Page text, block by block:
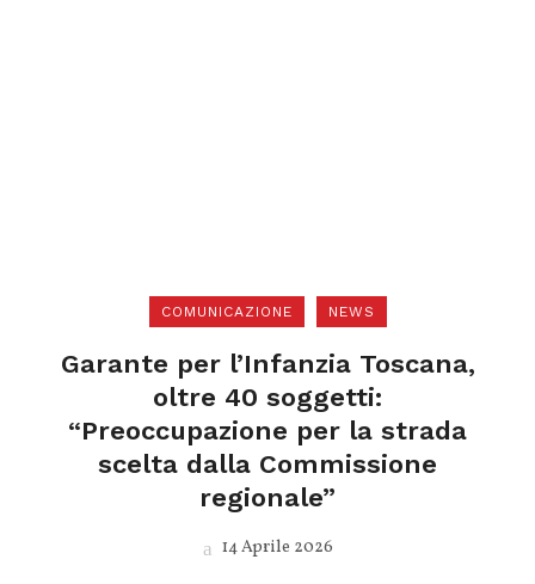
COMUNICAZIONE NEWS
Garante per l’Infanzia Toscana,
oltre 40 soggetti:
“Preoccupazione per la strada
scelta dalla Commissione
regionale”
14 Aprile 2026